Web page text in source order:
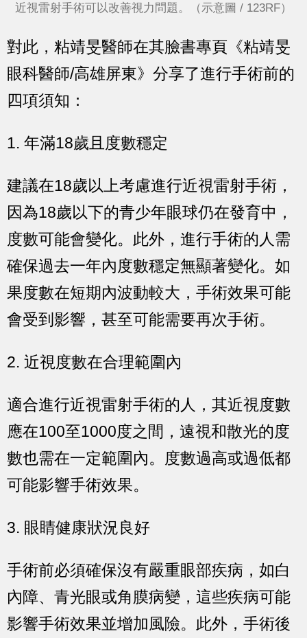
近視雷射手術可以改善視力問題。（示意圖 / 123RF）
對此，粘靖旻醫師在其臉書專頁《粘靖旻
眼科醫師/高雄屏東》分享了進行手術前的
四項須知：
1. 年滿18歲且度數穩定
建議在18歲以上考慮進行近視雷射手術，
因為18歲以下的青少年眼球仍在發育中，
度數可能會變化。此外，進行手術的人需
確保過去一年內度數穩定無顯著變化。如
果度數在短期內波動較大，手術效果可能
會受到影響，甚至可能需要再次手術。
2. 近視度數在合理範圍內
適合進行近視雷射手術的人，其近視度數
應在100至1000度之間，遠視和散光的度
數也需在一定範圍內。度數過高或過低都
可能影響手術效果。
3. 眼睛健康狀況良好
手術前必須確保沒有嚴重眼部疾病，如白
內障、青光眼或角膜病變，這些疾病可能
影響手術效果並增加風險。此外，手術後